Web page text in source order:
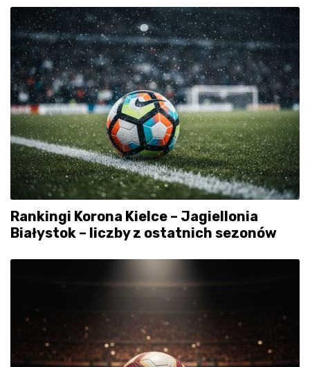
Rankingi Korona Kielce – Jagiellonia
Białystok – liczby z ostatnich sezonów